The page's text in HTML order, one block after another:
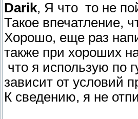
Darik, Я что то не
Такое впечатление,
Хорошо, еще раз
также при хороших
что я использую по
зависит от условий
К сведению, я не